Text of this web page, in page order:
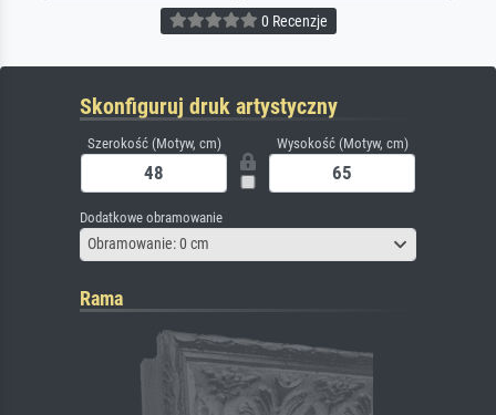
0 Recenzje
Skonfiguruj druk artystyczny
Szerokość (Motyw, cm) Wysokość (Motyw, cm)
Dodatkowe obramowanie
Obramowanie: 0 cm
Rama